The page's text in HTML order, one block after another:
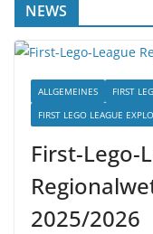
NEWS
ALLGEMEINES
FIRST
FIRST LEGO LEAGUE
First-Lego-
2025/2026